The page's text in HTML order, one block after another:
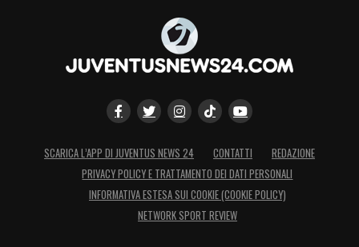
SCARICA L’APP DI JUVENTUS NEWS 24 CONTATTI
REDAZIONE
PRIVACY POLICY E TRATTAMENTO DEI DATI PERSONALI
INFORMATIVA ESTESA SUI COOKIE (COOKIE POLICY)
NETWORK SPORT REVIEW